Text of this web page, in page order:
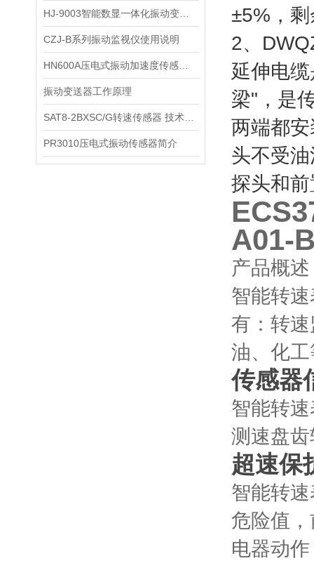
CZJ-B系列振动监视仪使用说明
振动变送器工作原理
PR3010压电式振动传感器简介
±5%，
2、
延伸电
梁"，是
两端都
头不受
探头和
A01-
产品概
智能转
有：转
油、化
传感器
智能转
测速盘齿
超速保
智能转
危险值
电器动